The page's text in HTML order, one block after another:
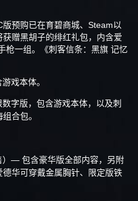
版预购已在育碧商城、 Steam以
获赠黑胡子的绯红礼包，内含爱
枪一组。《刺客信条：黑旗 记忆
戏本体。
字版，包含游戏本体，以及刺
合包。
）— 包含豪华版全部内容，另附
华可穿戴金属胸针、限定版铁